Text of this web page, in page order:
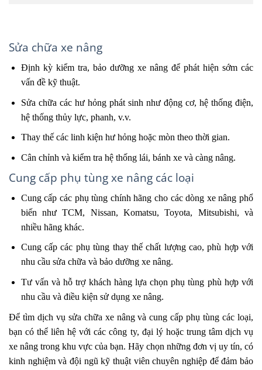
Sửa chữa xe nâng
Định kỳ kiểm tra, bảo dưỡng xe nâng để phát hiện sớm các
vấn đề kỹ thuật.
Sửa chữa các hư hỏng phát sinh như động cơ, hệ thống điện,
hệ thống thủy lực, phanh, v.v.
Thay thế các linh kiện hư hỏng hoặc mòn theo thời gian.
Cân chỉnh và kiểm tra hệ thống lái, bánh xe và càng nâng.
Cung cấp phụ tùng xe nâng các loại
Cung cấp các phụ tùng chính hãng cho các dòng xe nâng phổ
biến như TCM, Nissan, Komatsu, Toyota, Mitsubishi, và
nhiều hãng khác.
Cung cấp các phụ tùng thay thế chất lượng cao, phù hợp với
nhu cầu sửa chữa và bảo dưỡng xe nâng.
Tư vấn và hỗ trợ khách hàng lựa chọn phụ tùng phù hợp với
nhu cầu và điều kiện sử dụng xe nâng.
Để tìm dịch vụ sửa chữa xe nâng và cung cấp phụ tùng các loại,
bạn có thể liên hệ với các công ty, đại lý hoặc trung tâm dịch vụ
xe nâng trong khu vực của bạn. Hãy chọn những đơn vị uy tín, có
kinh nghiệm và đội ngũ kỹ thuật viên chuyên nghiệp để đảm bảo